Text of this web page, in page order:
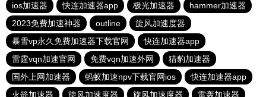
ios加速器
快连加速器app 极光加速器
hammer加速器
2023免费加速神器
outline
旋风加速度器
暴雪vp永久免费加速器下载官网
快连加速器app
雷霆vqn加速官网
免费vqn加速外网
猎豹加速器
国外上网加速器
蚂蚁加速npv下载官网ios
快连加速器app
火箭加速器
旋风加速度器 旋风加速度器 雷轰加速器